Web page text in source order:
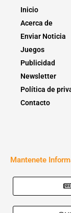
Inicio
Acerca de
Enviar Noticia
Juegos
Publicidad
Newsletter
Política de
Contacto
Mantenete